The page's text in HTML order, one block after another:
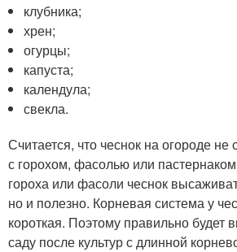
клубника;
хрен;
огурцы;
капуста;
календула;
свекла.
Считается, что чеснок на огороде не
с горохом, фасолью или
гороха или фасоли чеснок
но и полезно. Корневая система у
короткая. Поэтому правильно будет
саду после культур с длинной